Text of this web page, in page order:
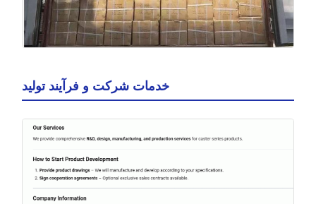
خدمات شرکت و فرآیند تولید